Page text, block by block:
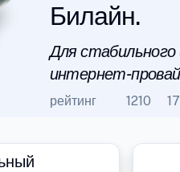
Билайн.
Для
интернет-
рейтинг 1210